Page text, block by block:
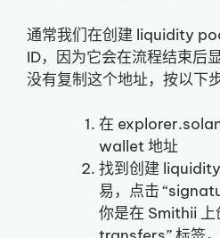
通常我们在创建 liquidity
ID，因为它会在流程结束后
没有复制这个地址，按以下
在
wallet 地址
找到创建
易，点击
你是在 Smithii 上